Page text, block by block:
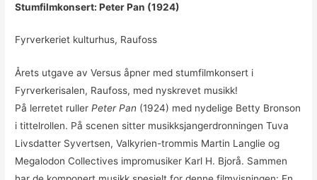
Stumfilmkonsert: Peter Pan (1924)
Fyrverkeriet kulturhus, Raufoss
Årets utgave av Versus åpner med stumfilmkonsert i
Fyrverkerisalen, Raufoss, med nyskrevet musikk!
På lerretet rullerPeter Pan (1924) med nydelige Betty Bronson
i tittelrollen. På scenen sitter musikksjangerdronningen Tuva
Livsdatter Syvertsen, Valkyrien-trommis Martin Langlie og
Megalodon Collectives impromusiker Karl H. Bjorå. Sammen